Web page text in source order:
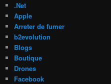
.Net
Apple
Arreter de fumer
b2evolution
Blogs
Boutique
Drones
Facebook